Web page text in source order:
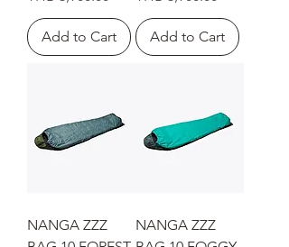
Add to Cart Add to Cart
NANGA ZZZ
NANGA ZZZ